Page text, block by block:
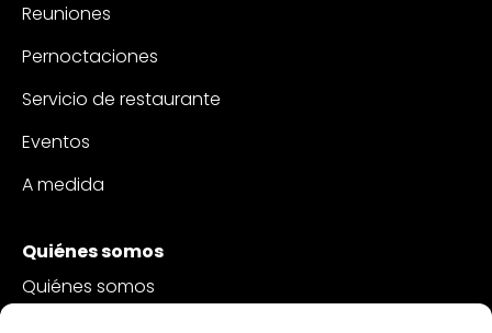
Reuniones
Pernoctaciones
Servicio de restaurante
Eventos
A medida
Quiénes somos
Quiénes somos